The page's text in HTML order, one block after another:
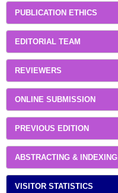
PUBLICATION ETHICS
EDITORIAL TEAM
REVIEWERS
ONLINE SUBMISSION
PREVIOUS EDITION
ABSTRACTING & INDEXING
VISITOR STATISTICS